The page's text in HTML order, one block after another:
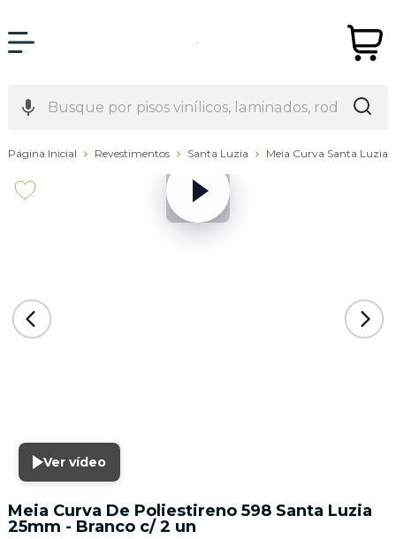
Página Inicial Revestimentos Santa Luzia Meia Curva Santa Luzia
Ver vídeo
Meia Curva De Poliestireno 598 Santa Luzia
25mm - Branco c/ 2 un